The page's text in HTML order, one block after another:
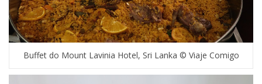
Buffet do Mount Lavinia Hotel, Sri Lanka © Viaje Comigo